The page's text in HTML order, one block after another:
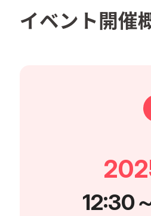
イベント開催
12:30